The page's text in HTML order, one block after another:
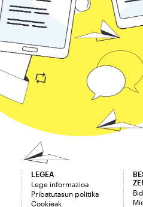
LEGEA
Lege informazioa
Pribatutasun politika
Cookieak